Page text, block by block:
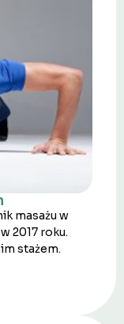
masażu w
2017 roku.
stażem.